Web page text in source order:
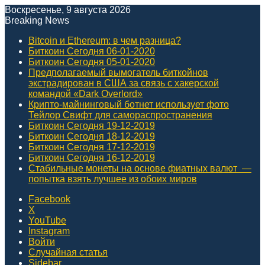
Воскресенье, 9 августа 2026
Breaking News
Bitcoin и Ethereum: в чем разница?
Биткоин Сегодня 06-01-2020
Биткоин Сегодня 05-01-2020
Предполагаемый вымогатель биткойнов
экстрадирован в США за связь с хакерской
командой «Dark Overlord»
Крипто-майнинговый ботнет использует фото
Тейлор Свифт для самораспространения
Биткоин Сегодня 19-12-2019
Биткоин Сегодня 18-12-2019
Биткоин Сегодня 17-12-2019
Биткоин Сегодня 16-12-2019
Стабильные монеты на основе фиатных валют ⁠ —
попытка взять лучшее из обоих миров
Facebook
X
YouTube
Instagram
Войти
Случайная статья
Sidebar